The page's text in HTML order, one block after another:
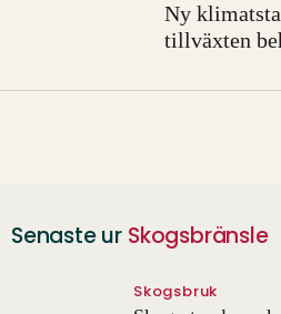
Ny
tillväxten
Senaste ur Skogsbränsle
Skogsbruk